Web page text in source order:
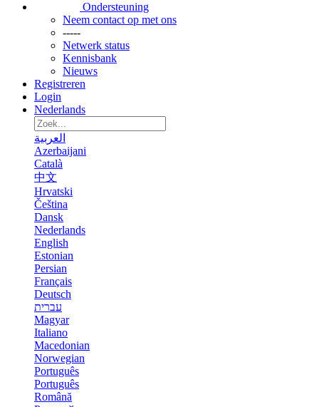
Ondersteuning
Neem contact op met ons
-----
Netwerk status
Kennisbank
Nieuws
Registreren
Login
Nederlands
العربية
Azerbaijani
Català
中文
Hrvatski
Čeština
Dansk
Nederlands
English
Estonian
Persian
Français
Deutsch
עברית
Magyar
Italiano
Macedonian
Norwegian
Português
Português
Română